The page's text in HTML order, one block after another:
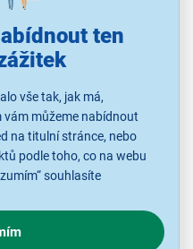
ten
vše tak, jak má,
vám můžeme nabídnout
na titulní stránce, nebo
podle toho, co na webu
souhlasíte
reklam. Pokud vás
a dalšími údaji pracujeme,
100"/253 cm, OS VIDAA,
Dolby Vision IQ, AI HDR
FreeSync Premium Pro,